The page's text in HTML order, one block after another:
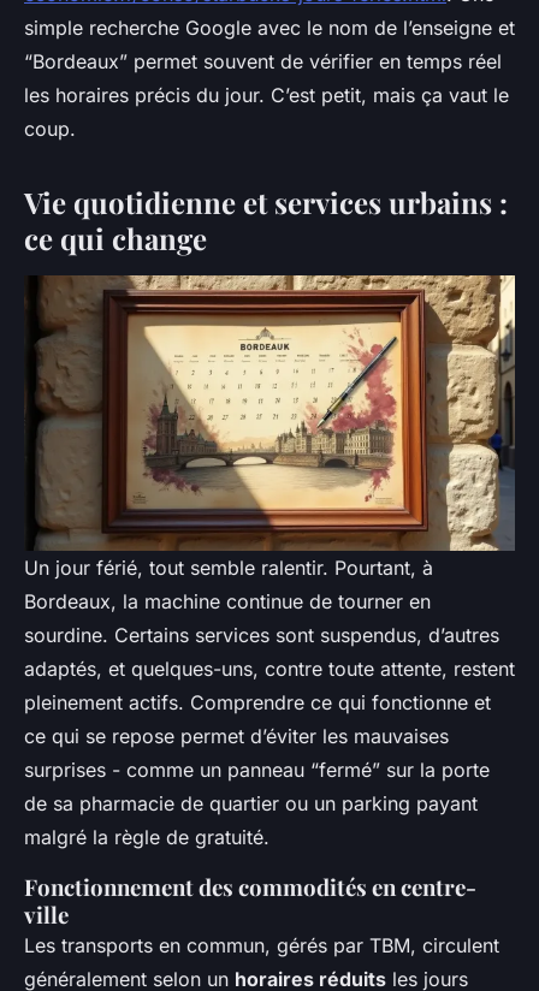
simple recherche Google avec le nom de l’enseigne et
“Bordeaux” permet souvent de vérifier en temps réel
les horaires précis du jour. C’est petit, mais ça vaut le
coup.
Vie quotidienne et services urbains :
ce qui change
Un jour férié, tout semble ralentir. Pourtant, à
Bordeaux, la machine continue de tourner en
sourdine. Certains services sont suspendus, d’autres
adaptés, et quelques-uns, contre toute attente, restent
pleinement actifs. Comprendre ce qui fonctionne et
ce qui se repose permet d’éviter les mauvaises
surprises - comme un panneau “fermé” sur la porte
de sa pharmacie de quartier ou un parking payant
malgré la règle de gratuité.
Fonctionnement des commodités en centre-
ville
Les transports en commun, gérés par TBM, circulent
généralement selon un horaires réduits les jours